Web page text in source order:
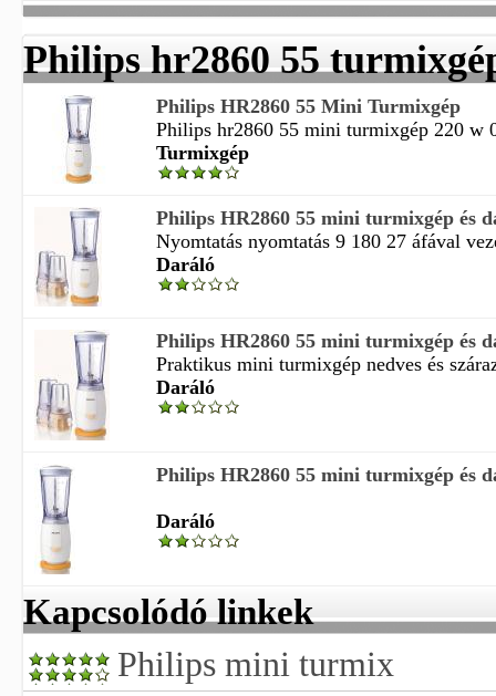
Philips hr2860 55
Philips HR2860 55 Mini Turmixgép
Philips hr2860 55 mini turmixgép 220 w
Turmixgép
Philips HR2860 55 mini turmixgép és
Nyomtatás nyomtatás 9 180 27 áfával
Daráló
Philips HR2860 55 mini turmixgép és
Praktikus mini turmixgép nedves és
Daráló
Philips HR2860 55 mini turmixgép és
Daráló
Kapcsolódó linkek
Philips mini turmix